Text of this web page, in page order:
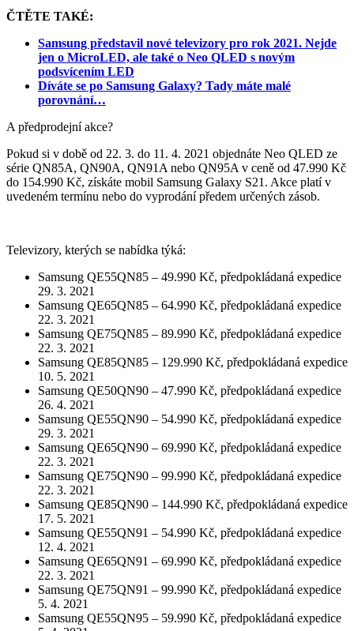
ČTĚTE TAKÉ:
Samsung představil nové televizory pro rok 2021. Nejde
jen o MicroLED, ale také o Neo QLED s novým
podsvícením LED
Díváte se po Samsung Galaxy? Tady máte malé
porovnání…
A předprodejní akce?
Pokud si v době od 22. 3. do 11. 4. 2021 objednáte Neo QLED ze
série QN85A, QN90A, QN91A nebo QN95A v ceně od 47.990 Kč
do 154.990 Kč, získáte mobil Samsung Galaxy S21. Akce platí v
uvedeném termínu nebo do vyprodání předem určených zásob.
Televizory, kterých se nabídka týká:
Samsung QE55QN85 – 49.990 Kč, předpokládaná expedice
29. 3. 2021
Samsung QE65QN85 – 64.990 Kč, předpokládaná expedice
22. 3. 2021
Samsung QE75QN85 – 89.990 Kč, předpokládaná expedice
22. 3. 2021
Samsung QE85QN85 – 129.990 Kč, předpokládaná expedice
10. 5. 2021
Samsung QE50QN90 – 47.990 Kč, předpokládaná expedice
26. 4. 2021
Samsung QE55QN90 – 54.990 Kč, předpokládaná expedice
29. 3. 2021
Samsung QE65QN90 – 69.990 Kč, předpokládaná expedice
22. 3. 2021
Samsung QE75QN90 – 99.990 Kč, předpokládaná expedice
22. 3. 2021
Samsung QE85QN90 – 144.990 Kč, předpokládaná expedice
17. 5. 2021
Samsung QE55QN91 – 54.990 Kč, předpokládaná expedice
12. 4. 2021
Samsung QE65QN91 – 69.990 Kč, předpokládaná expedice
22. 3. 2021
Samsung QE75QN91 – 99.990 Kč, předpokládaná expedice
5. 4. 2021
Samsung QE55QN95 – 59.990 Kč, předpokládaná expedice